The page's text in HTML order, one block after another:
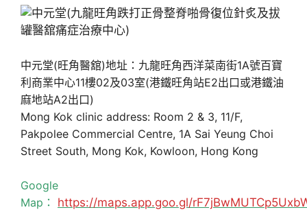
中元堂(旺角醫舘)地址：九龍旺角西洋菜南街1A號百寶
利商業中心11樓02及03室(港鐵旺角站E2出口或港鐵油
麻地站A2出口)
Mong Kok clinic address: Room 2 & 3, 11/F,
Pakpolee Commercial Centre, 1A Sai Yeung Choi
Street South, Mong Kok, Kowloon, Hong Kong
Google
Map： https://maps.app.goo.gl/